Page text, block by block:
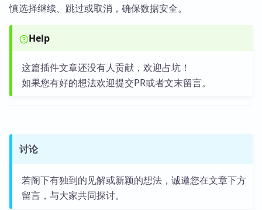
慎选择继续、跳过或取消，确保数据安全。
Help
这篇插件文章还没有人贡献，欢迎占坑！
如果您有好的想法欢迎提交PR或者文末留言。
讨论
若阁下有独到的见解或新颖的想法，诚邀您在文章下方
留言，与大家共同探讨。